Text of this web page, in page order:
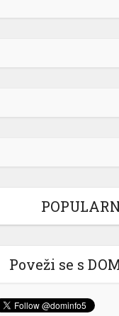
odvija redovno, a na
oba smjera na prelazima
graničnim prelazima
Gradina, Hum […][...]
Herceg Novom (VIDEO)
prestaje da oduševljava